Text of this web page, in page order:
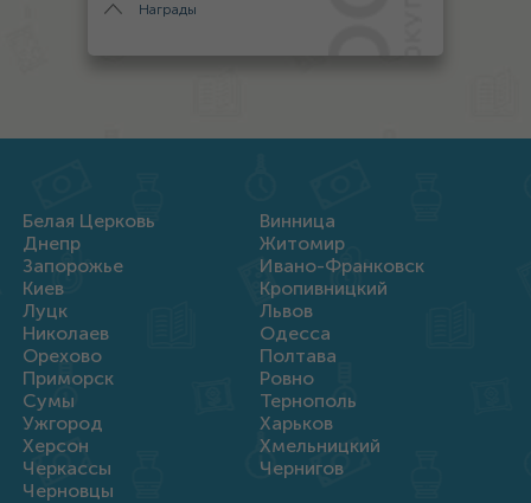
Награды
Белая Церковь
Винница
Днепр
Житомир
Запорожье
Ивано-Франковск
Киев
Кропивницкий
Луцк
Львов
Николаев
Одесса
Орехово
Полтава
Приморск
Ровно
Сумы
Тернополь
Ужгород
Харьков
Херсон
Хмельницкий
Черкассы
Чернигов
Черновцы